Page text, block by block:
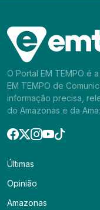
O Portal EM TEMPO é
EM TEMPO de
informação precisa,
do Amazonas e da
Últimas
Opinião
Amazonas